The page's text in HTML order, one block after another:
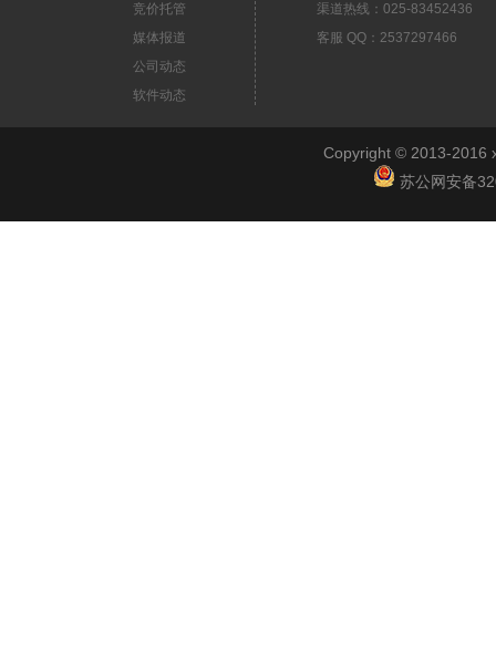
竞价托管
媒体报道
公司动态
软件动态
渠道热线：025-83452436
客服 QQ：2537297466
Copyright © 2013-2016
苏公网安备